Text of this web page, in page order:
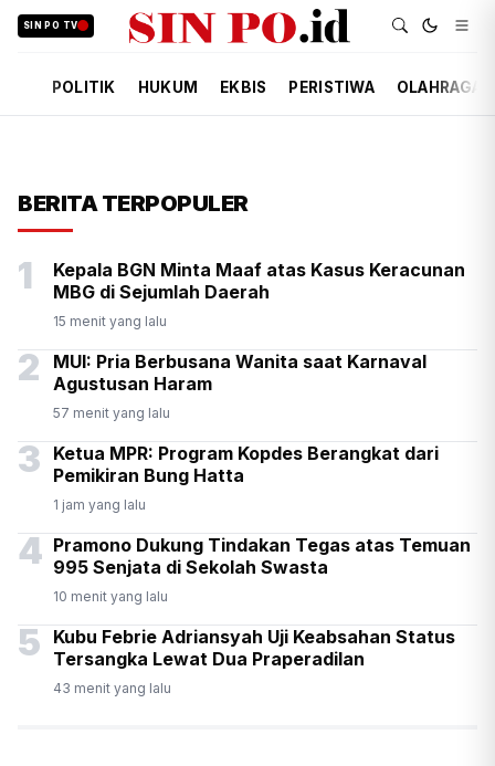
SIN PO TV
POLITIK HUKUM EKBIS PERISTIWA OLAHRAGA
BERITA TERPOPULER
1
Kepala BGN Minta Maaf atas Kasus Keracunan
MBG di Sejumlah Daerah
15 menit yang lalu
2
MUI: Pria Berbusana Wanita saat Karnaval
Agustusan Haram
57 menit yang lalu
3
Ketua MPR: Program Kopdes Berangkat dari
Pemikiran Bung Hatta
1 jam yang lalu
4 Pramono Dukung Tindakan Tegas atas Temuan
995 Senjata di Sekolah Swasta
10 menit yang lalu
5
Kubu Febrie Adriansyah Uji Keabsahan Status
Tersangka Lewat Dua Praperadilan
43 menit yang lalu